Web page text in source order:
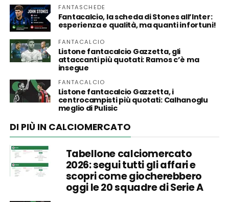
FANTASCHEDE
Fantacalcio, la scheda di Stones all’Inter:
esperienza e qualità, ma quanti infortuni!
FANTACALCIO
Listone fantacalcio Gazzetta, gli
attaccanti più quotati: Ramos c’è ma
insegue
FANTACALCIO
Listone fantacalcio Gazzetta, i
centrocampisti più quotati: Calhanoglu
meglio di Pulisic
DI PIÙ IN CALCIOMERCATO
Tabellone calciomercato
2026: segui tutti gli affari e
scopri come giocherebbero
oggi le 20 squadre di Serie A